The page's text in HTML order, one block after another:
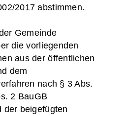
2017 abstimmen.
Gemeinde
die vorliegenden
aus der öffentlichen
dem
nach § 3 Abs.
2 BauGB
der beigefügten